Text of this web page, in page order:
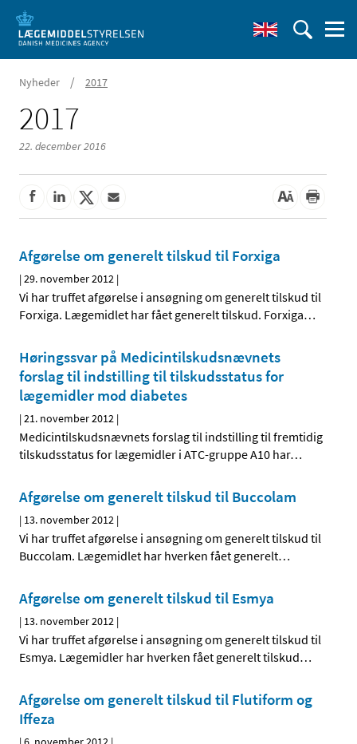
Nyheder / 2017
2017
22. december 2016
Afgørelse om generelt tilskud til Forxiga
|29. november 2012 |
Vi har truffet afgørelse i ansøgning om generelt tilskud til
Forxiga. Lægemidlet har fået generelt tilskud. Forxiga…
Høringssvar på Medicintilskudsnævnets
forslag til indstilling til tilskudsstatus for
lægemidler mod diabetes
|21. november 2012 |
Medicintilskudsnævnets forslag til indstilling til fremtidig
tilskudsstatus for lægemidler i ATC-gruppe A10 har…
Afgørelse om generelt tilskud til Buccolam
| 13. november 2012 |
Vi har truffet afgørelse i ansøgning om generelt tilskud til
Buccolam. Lægemidlet har hverken fået generelt…
Afgørelse om generelt tilskud til Esmya
| 13. november 2012 |
Vi har truffet afgørelse i ansøgning om generelt tilskud til
Esmya. Lægemidler har hverken fået generelt tilskud…
Afgørelse om generelt tilskud til Flutiform og
Iffeza